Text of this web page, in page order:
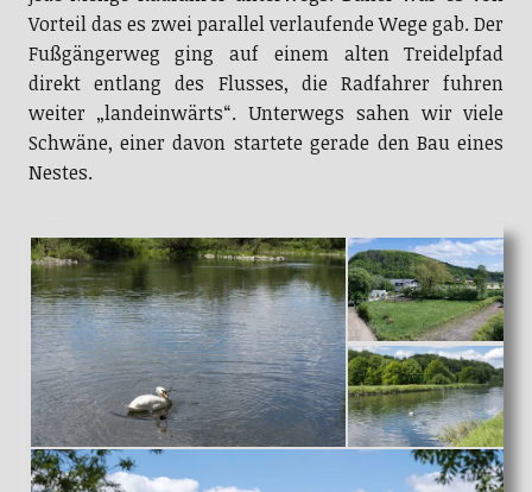
Vorteil das es zwei parallel verlaufende Wege gab. Der
Fußgängerweg ging auf einem alten Treidelpfad
direkt entlang des Flusses, die Radfahrer fuhren
weiter „landeinwärts“. Unterwegs sahen wir viele
Schwäne, einer davon startete gerade den Bau eines
Nestes.